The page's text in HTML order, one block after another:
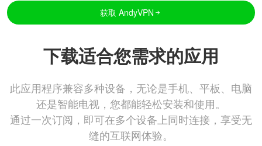
获取 AndyVPN
下载适合您需求的应用
此应用程序兼容多种设备，无论是手机、平板、电脑
还是智能电视，您都能轻松安装和使用。
通过一次订阅，即可在多个设备上同时连接，享受无
缝的互联网体验。